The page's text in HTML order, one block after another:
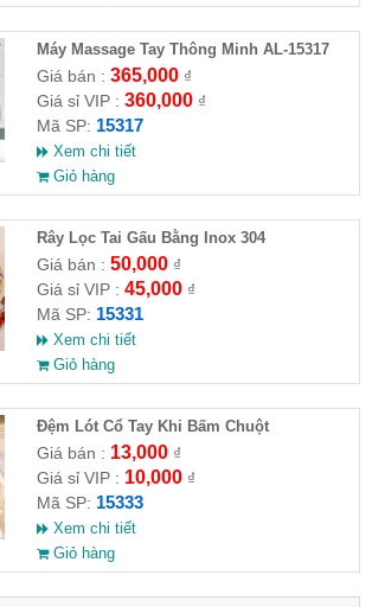
Máy Massage Tay Thông Minh AL-15317
Giá bán : 365,000₫
Giá sỉ VIP : 360,000₫
Mã SP: 15317
Xem chi tiết
Giỏ hàng
Rây Lọc Tai Gấu Bằng Inox 304
Giá bán : 50,000₫
Giá sỉ VIP : 45,000₫
Mã SP: 15331
Xem chi tiết
Giỏ hàng
Đệm Lót Cổ Tay Khi Bấm Chuột
Giá bán : 13,000₫
Giá sỉ VIP : 10,000₫
Mã SP: 15333
Xem chi tiết
Giỏ hàng